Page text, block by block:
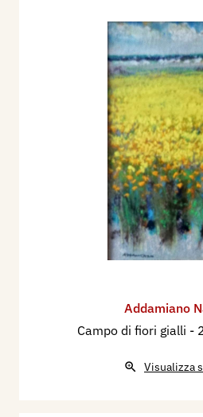
Addamiano
Campo di fiori gialli -
Visualizza